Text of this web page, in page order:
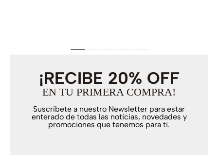
¡RECIBE 20% OFF
EN TU PRIMERA COMPRA!
Suscríbete a nuestro Newsletter para estar
enterado de todas las noticias, novedades y
promociones que tenemos para ti.